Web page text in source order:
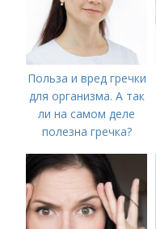
Польза и вред гречки
для организма. А так
ли на самом деле
полезна гречка?